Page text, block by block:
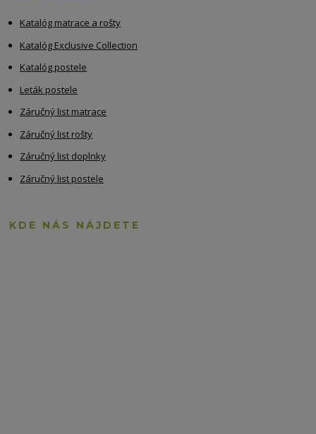
Katalóg matrace a rošty
Katalóg Exclusive Collection
Katalóg postele
Leták postele
Záručný list matrace
Záručný list rošty
Záručný list doplnky
Záručný list postele
KDE NÁS NÁJDETE